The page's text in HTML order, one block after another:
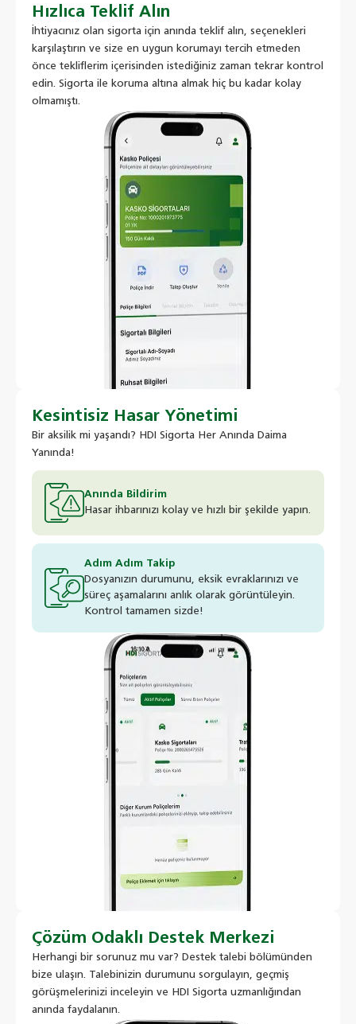
Hızlıca Teklif Alın
İhtiyacınız olan sigorta için anında teklif alın, seçenekleri
karşılaştırın ve size en uygun korumayı tercih etmeden
önce tekliflerim içerisinden istediğiniz zaman tekrar kontrol
edin. Sigorta ile koruma altına almak hiç bu kadar kolay
olmamıştı.
Kesintisiz Hasar Yönetimi
Bir aksilik mi yaşandı? HDI Sigorta Her Anında Daima
Yanında!
Anında Bildirim
Hasar ihbarınızı kolay ve hızlı bir şekilde yapın.
Adım Adım Takip
Dosyanızın durumunu, eksik evraklarınızı ve
süreç aşamalarını anlık olarak görüntüleyin.
Kontrol tamamen sizde!
Çözüm Odaklı Destek Merkezi
Herhangi bir sorunuz mu var? Destek talebi bölümünden
bize ulaşın. Talebinizin durumunu sorgulayın, geçmiş
görüşmelerinizi inceleyin ve HDI Sigorta uzmanlığından
anında faydalanın.